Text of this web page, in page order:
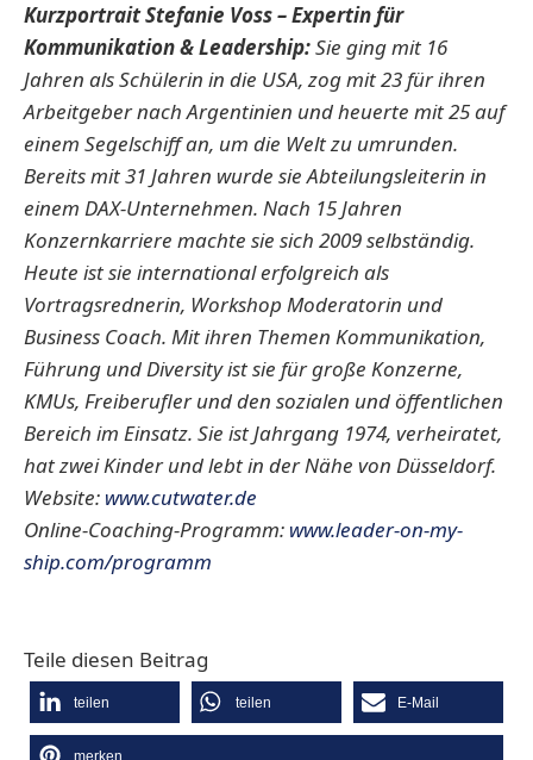
Kurzportrait Stefanie Voss– Expertin für
Kommunikation & Leadership:Sie ging mit 16
Jahren als Schülerin in die USA, zog mit 23 für ihren
Arbeitgeber nach Argentinien und heuerte mit 25 auf
einem Segelschiff an, um die Welt zu umrunden.
Bereits mit 31 Jahren wurde sie Abteilungsleiterin in
einem DAX-Unternehmen. Nach 15 Jahren
Konzernkarriere machte sie sich 2009 selbständig.
Heute ist sie international erfolgreich als
Vortragsrednerin, Workshop Moderatorin und
Business Coach. Mit ihren Themen Kommunikation,
Führung und Diversity ist sie für große Konzerne,
KMUs, Freiberufler und den sozialen und öffentlichen
Bereich im Einsatz. Sie ist Jahrgang 1974, verheiratet,
hat zwei Kinder und lebt in der Nähe von Düsseldorf.
Website: www.cutwater.de
Online-Coaching-Programm: www.leader-on-my-
ship.com/programm
Teile diesen Beitrag
teilen teilen E-Mail